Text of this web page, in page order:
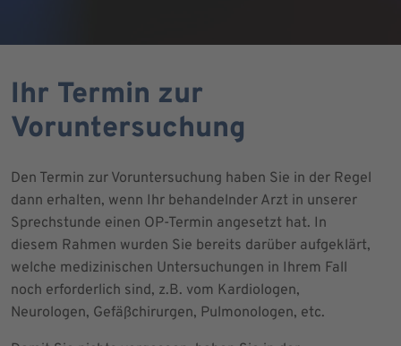
Ihr Termin zur
Voruntersuchung
Den Termin zur Voruntersuchung haben Sie in der Regel
dann erhalten, wenn Ihr behandelnder Arzt in unserer
Sprechstunde einen OP-Termin angesetzt hat. In
diesem Rahmen wurden Sie bereits darüber aufgeklärt,
welche medizinischen Untersuchungen in Ihrem Fall
noch erforderlich sind, z.B. vom Kardiologen,
Neurologen, Gefäßchirurgen, Pulmonologen, etc.